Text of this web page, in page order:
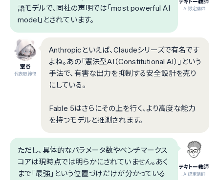
テキトー教師
.AI認定講師
語モデルで、同社の声明では「most powerful AI
model」とされています。
室谷
代表取締役
Anthropicといえば、Claudeシリーズで有名です
よね。あの「憲法型AI（Constitutional AI）」という
手法で、有害な出力を抑制する安全設計を売り
にしている。
Fable 5はさらにその上を行く、より高度な能力
を持つモデルと推測されます。
テキトー教師
.AI認定講師
ただし、具体的なパラメータ数やベンチマークス
コアは現時点では明らかにされていません。あく
まで「最強」という位置づけだけが分かっている